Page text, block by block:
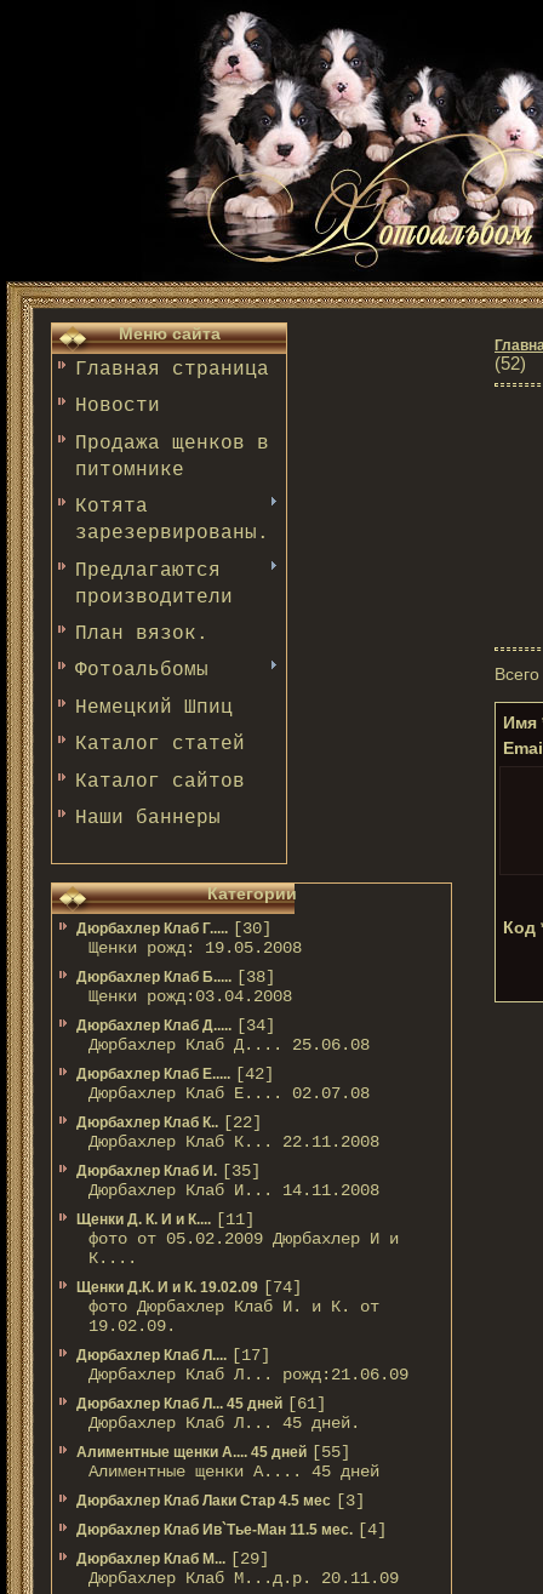
Меню сайта
Главная страница
Новости
Продажа щенков в
питомнике
Котята
зарезервированы.
Предлагаются
производители
План вязок.
Фотоальбомы
Немецкий Шпиц
Каталог статей
Каталог сайтов
Наши баннеры
Категории
Дюрбахлер Клаб Г..... [30]
Щенки рожд: 19.05.2008
Дюрбахлер Клаб Б..... [38]
Щенки рожд:03.04.2008
Дюрбахлер Клаб Д..... [34]
Дюрбахлер Клаб Д.... 25.06.08
Дюрбахлер Клаб Е..... [42]
Дюрбахлер Клаб Е.... 02.07.08
Дюрбахлер Клаб К.. [22]
Дюрбахлер Клаб К... 22.11.2008
Дюрбахлер Клаб И. [35]
Дюрбахлер Клаб И... 14.11.2008
Щенки Д. К. И и К.... [11]
фото от 05.02.2009 Дюрбахлер И и
К....
Щенки Д.К. И и К. 19.02.09 [74]
фото Дюрбахлер Клаб И. и К. от
19.02.09.
Дюрбахлер Клаб Л.... [17]
Дюрбахлер Клаб Л... рожд:21.06.09
Дюрбахлер Клаб Л... 45 дней [61]
Дюрбахлер Клаб Л... 45 дней.
Алиментные щенки А.... 45 дней [55]
Алиментные щенки А.... 45 дней
Дюрбахлер Клаб Лаки Стар 4.5 мес [3]
Дюрбахлер Клаб Ив`Тье-Ман 11.5 мес. [4]
Дюрбахлер Клаб М... [29]
Дюрбахлер Клаб М...д.р. 20.11.09
(52)
Имя
Код